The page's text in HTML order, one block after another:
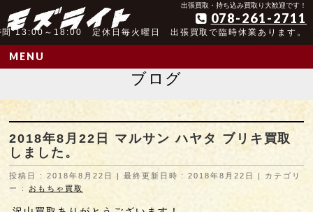
アンティーク玩具取扱歴25年以上の実績 出張買取・持ち込み買取り大歓迎です！
078-261-2711
間 13:00～18:00 定休日毎火曜日 出張買取で臨時休業あります。
MENU
ブログ
2018年8月22日 マルサン ハヤタ ブリキ買取
しました。
投稿日 : 2018年8月22日 最終更新日時 : 2018年8月22日
カテゴリ
ー : おもちゃ買取